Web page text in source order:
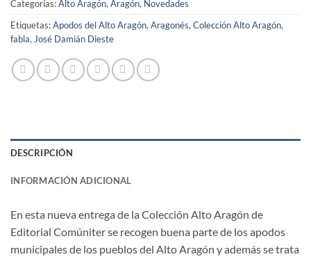
Categorías:Alto Aragón, Aragón, Novedades
Etiquetas:Apodos del Alto Aragón, Aragonés, Colección Alto Aragón,
fabla, José Damián Dieste
DESCRIPCIÓN
INFORMACIÓN ADICIONAL
En esta nueva entrega de la Colección Alto Aragón de
Editorial Comúniter se recogen buena parte de los apodos
municipales de los pueblos del Alto Aragón y además se trata